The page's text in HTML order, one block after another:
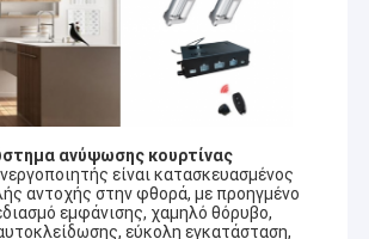
ανύψωσης κουρτίνας
είναι κατασκευασμένος
αντοχής στην φθορά, με προηγμένο
εμφάνισης, χαμηλό θόρυβο,
εύκολη εγκατάσταση,